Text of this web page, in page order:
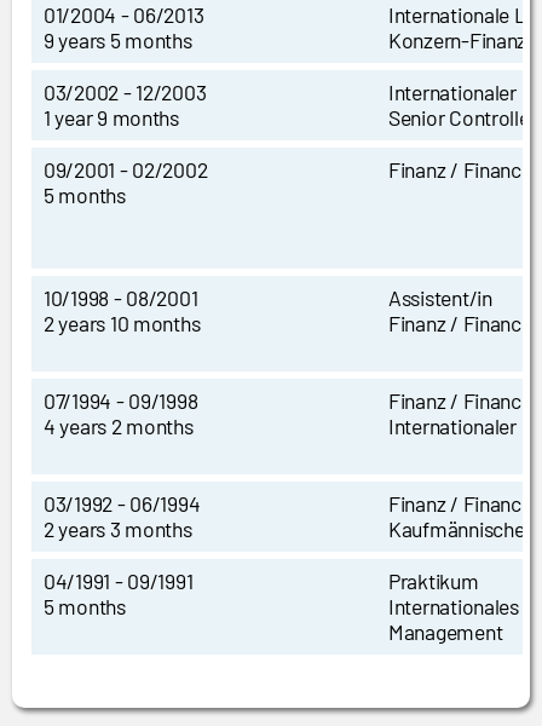
01/2004 - 06/2013
9 years 5 months
Internationale
Konzern-
03/2002 - 12/2003
1 year 9 months
Internationaler
Senior Controller
09/2001 - 02/2002
5 months
Finanz / Finance
10/1998 - 08/2001
2 years 10 months
Assistent/in
Finanz / Finance
07/1994 - 09/1998
4 years 2 months
Finanz / Finance
Internationaler
03/1992 - 06/1994
2 years 3 months
Finanz / Finance
Kaufmännische
04/1991 - 09/1991
5 months
Praktikum
Internationales
Management